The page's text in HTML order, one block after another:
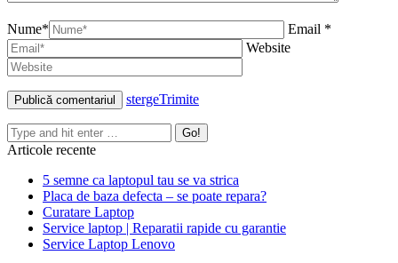
Nume*
Email *
Website
stergeTrimite
Articole recente
5 semne ca laptopul tau se va strica
Placa de baza defecta – se poate repara?
Curatare Laptop
Service laptop | Reparatii rapide cu garantie‎
Service Laptop Lenovo